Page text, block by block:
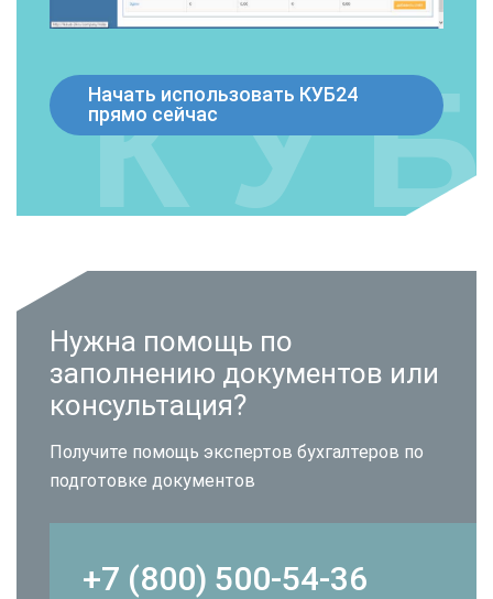
Начать использовать КУБ24
прямо сейчас
Нужна помощь по
заполнению документов или
консультация?
Получите помощь экспертов бухгалтеров по
подготовке документов
+7 (800) 500-54-36